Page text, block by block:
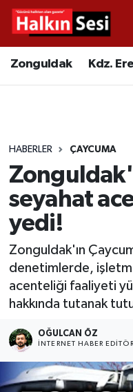
Zonguldak Kdz.
HABERLER ÇAYCUMA
seyahat
yedi!
Zonguldak'ın
denetimlerde,
acenteliği faaliyeti
hakkında tutanak
OĞULCAN ÖZ
İNTERNET HABER
Video
Çaycuma
Alaplı
Asayiş
Bartın
Karabük
Devrek
Bolu
Merkez Hava
Süper Lig Puan
Tüm Manşetler
Son Dakika
Haber Arşivi